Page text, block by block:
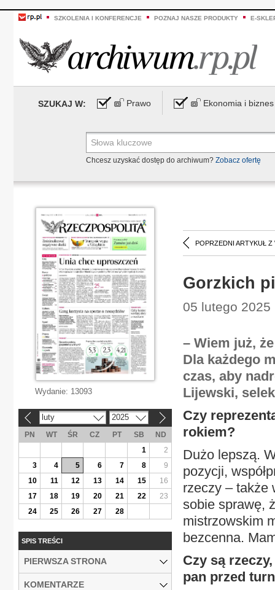
SZKOLENIA I KONFERENCJE POZNAJ NASZE PRODUKTY E-
SZUKAJ W: Prawo Ekonomia i biznes
Chcesz uzyskać dostęp do archiwum? Zobacz ofertę
POPRZEDNI ARTYKUŁ Z
Gorzkich
05 lutego 2025
– Wiem już,
Dla każdego
czas, aby
Lijewski,
Czy
rokiem?
Dużo lepszą.
pozycji,
rzeczy – także
sobie sprawę,
mistrzowskim
bezcenna.
Czy są
pan przed
Wydanie: 13093
luty 2025
PN WT ŚR CZ PT SB
ND
1
2
3
4 5 6 7 8
9
10
11 12 13 14 15
16
17
18 19 20 21 22
23
24
25 26 27 28
SPIS TREŚCI
PIERWSZA STRONA
KOMENTARZE